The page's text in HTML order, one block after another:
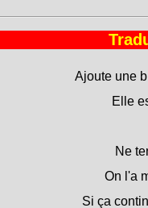
Ajoute une
Elle
Ne
On l'a
Si ça